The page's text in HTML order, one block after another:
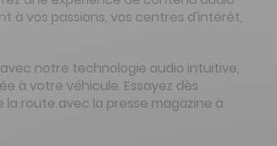
à vos passions, vos centres d'intérêt,
notre technologie audio intuitive,
à votre véhicule. Essayez dès
route avec la presse magazine à